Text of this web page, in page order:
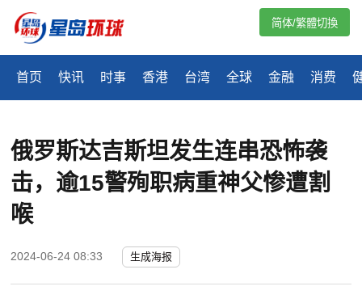
首页 快讯 时事 香港 台湾 全球 金融 消费
简体/繁體切換
俄罗斯达吉斯坦发生连串恐怖袭
击，逾15警殉职病重神父惨遭割
喉
2024-06-24 08:33 生成海报